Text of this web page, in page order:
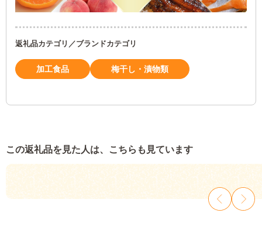
返礼品カテゴリ／ブランドカテゴリ
加工食品 梅干し・漬物類
この返礼品を見た人は、こちらも見ています